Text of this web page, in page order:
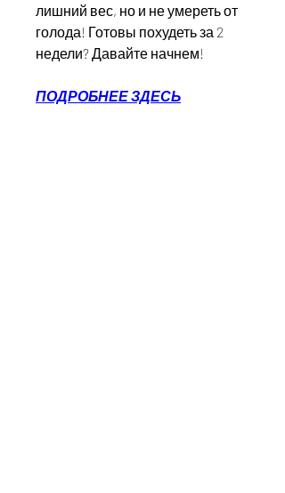
лишний вес, но и не умереть от
голода! Готовы похудеть за 2
недели? Давайте начнем!
ПОДРОБНЕЕ ЗДЕСЬ